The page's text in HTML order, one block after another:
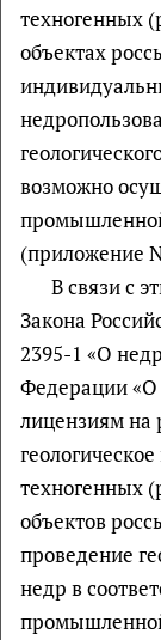
техногенных
объектах
возможно
(приложение
В связи с
Закона
2395-1 «О
Федерации «О
лицензиям на
техногенных
объектов
проведение
недр в